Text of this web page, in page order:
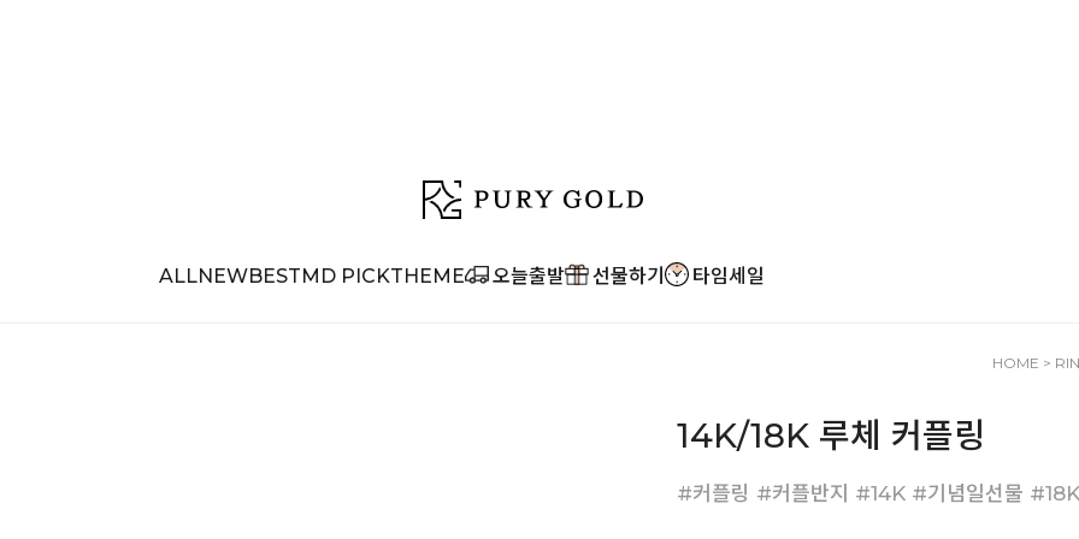
ALLNEWBESTMD PICKTHEME 오늘출발 선물하기 타임세일
HOME >
14K/18K 루체 커플링
#커플링 #커플반지 #14K #기념일선물 #18K